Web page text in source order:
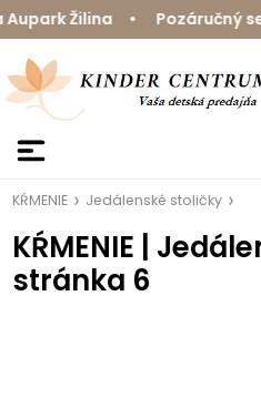
Žilina •
KŔMENIE Jedálenské stoličky
KŔMENIE |
stránka 6